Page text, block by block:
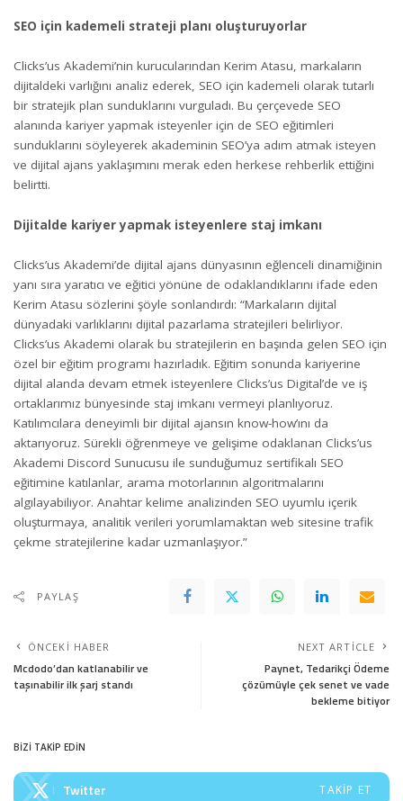
SEO için kademeli strateji planı oluşturuyorlar
Clicks’us Akademi’nin kurucularından Kerim Atasu, markaların
dijitaldeki varlığını analiz ederek, SEO için kademeli olarak tutarlı
bir stratejik plan sunduklarını vurguladı. Bu çerçevede SEO
alanında kariyer yapmak isteyenler için de SEO eğitimleri
sunduklarını söyleyerek akademinin SEO’ya adım atmak isteyen
ve dijital ajans yaklaşımını merak eden herkese rehberlik ettiğini
belirtti.
Dijitalde kariyer yapmak isteyenlere staj imkanı
Clicks’us Akademi’de dijital ajans dünyasının eğlenceli dinamiğinin
yanı sıra yaratıcı ve eğitici yönüne de odaklandıklarını ifade eden
Kerim Atasu sözlerini şöyle sonlandırdı: “Markaların dijital
dünyadaki varlıklarını dijital pazarlama stratejileri belirliyor.
Clicks’us Akademi olarak bu stratejilerin en başında gelen SEO için
özel bir eğitim programı hazırladık. Eğitim sonunda kariyerine
dijital alanda devam etmek isteyenlere Clicks’us Digital’de ve iş
ortaklarımız bünyesinde staj imkanı vermeyi planlıyoruz.
Katılımcılara deneyimli bir dijital ajansın know-how’ını da
aktarıyoruz. Sürekli öğrenmeye ve gelişime odaklanan Clicks’us
Akademi Discord Sunucusu ile sunduğumuz sertifikalı SEO
eğitimine katılanlar, arama motorlarının algoritmalarını
algılayabiliyor. Anahtar kelime analizinden SEO uyumlu içerik
oluşturmaya, analitik verileri yorumlamaktan web sitesine trafik
çekme stratejilerine kadar uzmanlaşıyor.”
PAYLAŞ
ÖNCEKI HABER
Mcdodo’dan katlanabilir ve
taşınabilir ilk şarj standı
NEXT ARTICLE
Paynet, Tedarikçi Ödeme
çözümüyle çek senet ve vade
bekleme bitiyor
BİZİ TAKİP EDİN
Twitter TAKIP ET